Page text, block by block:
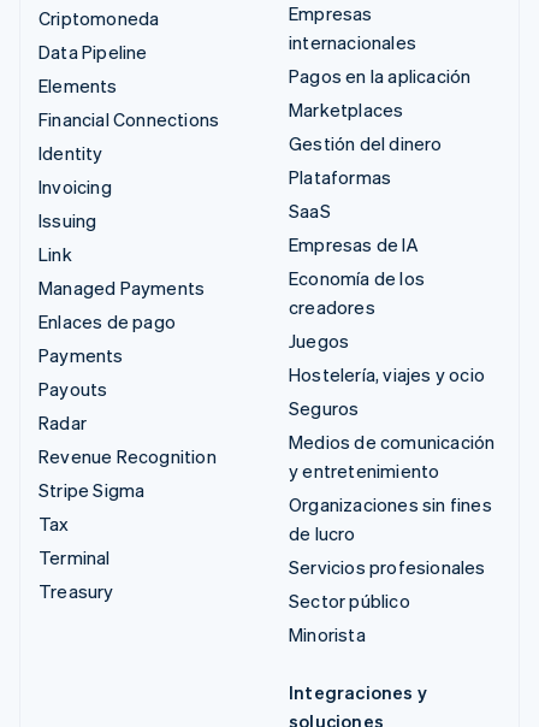
Criptomoneda
Data Pipeline
Elements
Financial Connections
Identity
Invoicing
Issuing
Link
Managed Payments
Enlaces de pago
Payments
Payouts
Radar
Revenue Recognition
Stripe Sigma
Tax
Terminal
Treasury
Empresas
internacionales
Pagos en la aplicación
Marketplaces
Gestión del dinero
Plataformas
SaaS
Empresas de IA
Economía de los
creadores
Juegos
Hostelería, viajes y ocio
Seguros
Medios de comunicación
y entretenimiento
Organizaciones sin fines
de lucro
Servicios profesionales
Sector público
Minorista
Integraciones y
soluciones